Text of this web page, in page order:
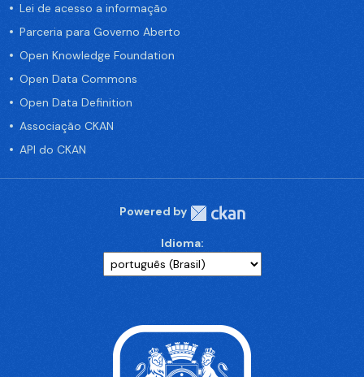
Lei de acesso a informação
Parceria para Governo Aberto
Open Knowledge Foundation
Open Data Commons
Open Data Definition
Associação CKAN
API do CKAN
Powered by
Idioma